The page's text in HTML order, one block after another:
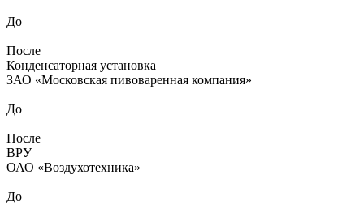
До
После
Конденсаторная установка
ЗАО «Московская пивоваренная компания»
До
После
ВРУ
ОАО «Воздухотехника»
До